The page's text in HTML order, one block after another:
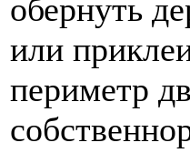
обернуть
или
периметр